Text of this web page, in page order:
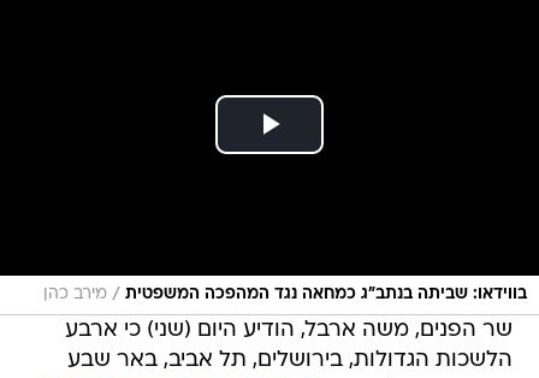
בווידאו: שביתה בנתב"ג כמחאה נגד המהפכה המשפטית / מירב כהן
שר הפנים, משה ארבל, הודיע היום (שני) כי ארבע
הלשכות הגדולות, בירושלים, תל אביב, באר שבע